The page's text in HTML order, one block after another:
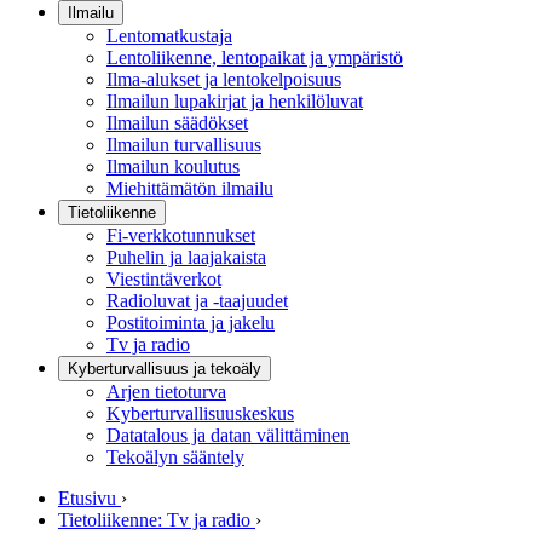
Ilmailu
Lentomatkustaja
Lentoliikenne, lentopaikat ja ympäristö
Ilma-alukset ja lentokelpoisuus
Ilmailun lupakirjat ja henkilöluvat
Ilmailun säädökset
Ilmailun turvallisuus
Ilmailun koulutus
Miehittämätön ilmailu
Tietoliikenne
Fi-verkkotunnukset
Puhelin ja laajakaista
Viestintäverkot
Radioluvat ja -taajuudet
Postitoiminta ja jakelu
Tv ja radio
Kyberturvallisuus ja tekoäly
Arjen tietoturva
Kyberturvallisuuskeskus
Datatalous ja datan välittäminen
Tekoälyn sääntely
Etusivu ›
Tietoliikenne: Tv ja radio ›